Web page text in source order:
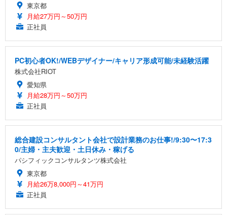
東京都
月給27万円～50万円
正社員
PC初心者OK!/WEBデザイナー/キャリア形成可能/未経験活躍
株式会社RIOT
愛知県
月給28万円～50万円
正社員
総合建設コンサルタント会社で設計業務のお仕事!/9:30〜17:3
0/主婦・主夫歓迎・土日休み・稼げる
パシフィックコンサルタンツ株式会社
東京都
月給26万8,000円～41万円
正社員